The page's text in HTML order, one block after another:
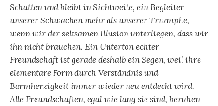
Schatten und bleibt in Sichtweite, ein Begleiter
unserer Schwächen mehr als unserer Triumphe,
wenn wir der seltsamen Illusion unterliegen, dass wir
ihn nicht brauchen. Ein Unterton echter
Freundschaft ist gerade deshalb ein Segen, weil ihre
elementare Form durch Verständnis und
Barmherzigkeit immer wieder neu entdeckt wird.
Alle Freundschaften, egal wie lang sie sind, beruhen